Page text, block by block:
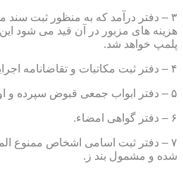
۳ – دفتر درآمد که به منظور ثبت
هزینه های مزبور در آن قید می شود
پلمپ خواهد شد.
۴ – دفتر ثبت مکاتبات و تقاضانامه اجرایی و خلاصه معاملات.
۵ – دفتر ابواب جمعی قبوض سپرده و اوراق بهادار.
۶ – دفتر گواهی امضاء.
۷ – دفتر ثبت اسامی اشخاص ممنوع
شده و مشمول بند ز.